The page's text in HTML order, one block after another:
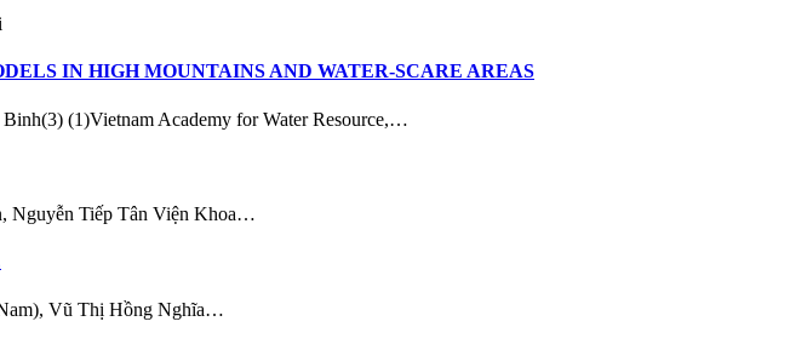
IN HIGH MOUNTAINS AND WATER-SCARE AREAS
(1)Vietnam Academy for Water Resource,…
Nguyễn Tiếp Tân Viện Khoa…
Vũ Thị Hồng Nghĩa…